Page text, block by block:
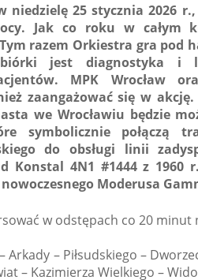
niedzielę 25 stycznia 2026
Jak co roku w całym
razem Orkiestra gra pod
jest diagnostyka i
MPK Wrocław
zaangażować się w
we Wrocławiu będzie
symbolicznie połączą
do obsługi linii
Konstal 4N1 #1444 z
Moderusa
w odstępach co 20 minut
Arkady – Piłsudskiego –
– Kazimierza Wielkiego –